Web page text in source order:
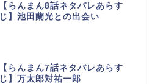
【らんまん8話ネタバレあらす
じ】池田蘭光との出会い
【らんまん7話ネタバレあらす
じ】万太郎対祐一郎